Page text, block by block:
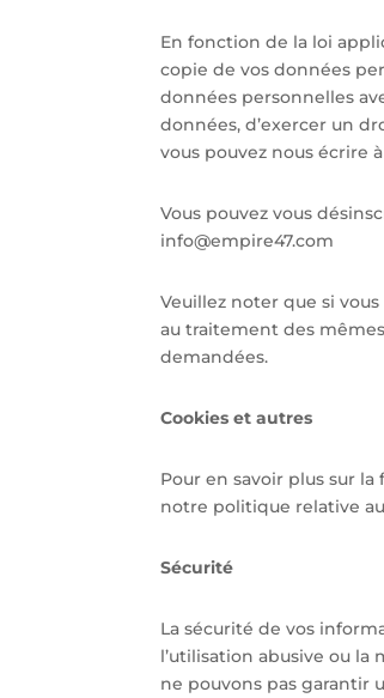
En fonction de la loi
copie de vos données
données personnelles
données, d’exercer un
vous pouvez nous écrire
Vous pouvez vous
info@empire47.com
Veuillez noter que si
au traitement des
demandées.
Cookies et autres
Pour en savoir plus sur
notre politique relative
Sécurité
La sécurité de vos
l’utilisation abusive ou
ne pouvons pas garantir